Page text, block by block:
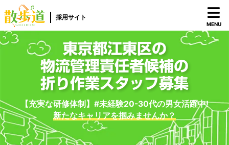
採用サイト
MENU
東京都江東区の
物流管理責任者候補の
折り作業スタッフ募集
【充実な研修体制】#未経験20-30代の男女活躍中!
新たなキャリアを掴みませんか？